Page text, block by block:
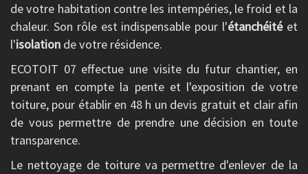
de votre habitation contre les intempéries, le froid et la
chaleur. Son rôle est indispensable pour l'étanchéitéet
l'isolation de votre résidence.
ECOTOIT 07 effectue une visite du futur chantier, en
prenant en compte la pente et l'exposition de votre
toiture, pour établir en 48 h un devis gratuit et clair afin
de vous permettre de prendre une décision en toute
transparence.
Le nettoyage de toiture va permettre d'enlever de la